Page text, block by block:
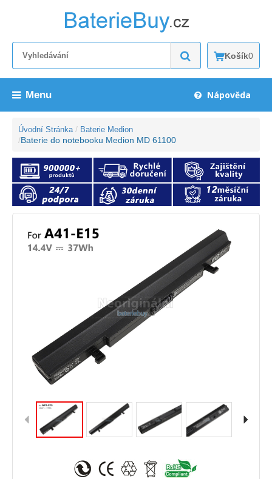
Košík0
Menu Nápověda
Úvodní Stránka Baterie Medion
Baterie do notebooku Medion MD 61100